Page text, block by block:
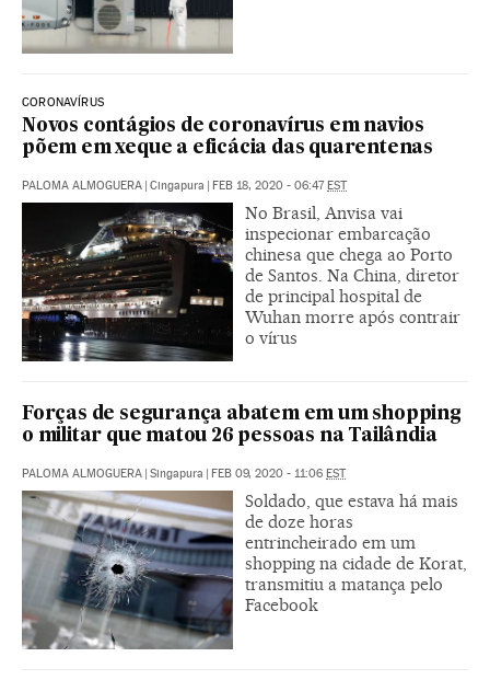
CORONAVÍRUS
Novos contágios de coronavírus em navios
põem em xeque a eficácia das quarentenas
PALOMA ALMOGUERA | Cingapura | FEB 18, 2020 - 06:47EST
No Brasil, Anvisa vai
inspecionar embarcação
chinesa que chega ao Porto
de Santos. Na China, diretor
de principal hospital de
Wuhan morre após contrair
o vírus
Forças de segurança abatem em um shopping
o militar que matou 26 pessoas na Tailândia
PALOMA ALMOGUERA | Singapura | FEB 09, 2020 - 11:06 EST
Soldado, que estava há mais
de doze horas
entrincheirado em um
shopping na cidade de Korat,
transmitiu a matança pelo
Facebook